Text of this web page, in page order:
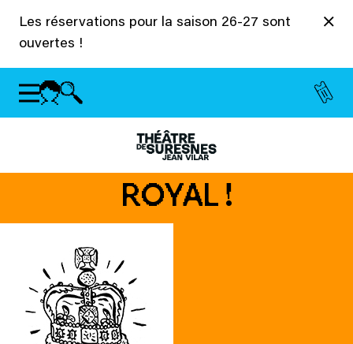
Les réservations pour la saison 26-27 sont
ouvertes !
ROYAL !